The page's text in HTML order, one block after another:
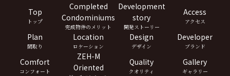
Top
トップ
Completed
Condominiums
完成物件のメリット
Development
story
開発ストーリー
Access
アクセス
Plan
間取り
Location
ロケーション
Design
デザイン
Developer
ブランド
Comfort
コンフォート
ZEH-M
Oriented
Quality
クオリティ
Gallery
ギャラリー